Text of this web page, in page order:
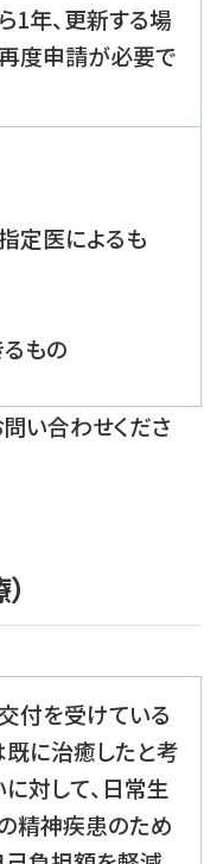
1年、更新する場
度申請が必要で
定医によるも
もの
い合わせくださ
付を受けている
に治癒したと考
対して、日常生
精神疾患のため